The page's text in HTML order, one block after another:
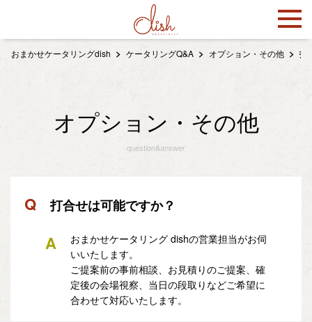
おまかせケータリングdish ケータリングQ&A オプション・その他 打
オプション・その他
question&answer
Q 打合せは可能ですか？
A
おまかせケータリング dishの営業担当がお伺
いいたします。
ご提案前の事前相談、お見積りのご提案、確
定後の会場視察、当日の段取りなどご希望に
合わせて対応いたします。